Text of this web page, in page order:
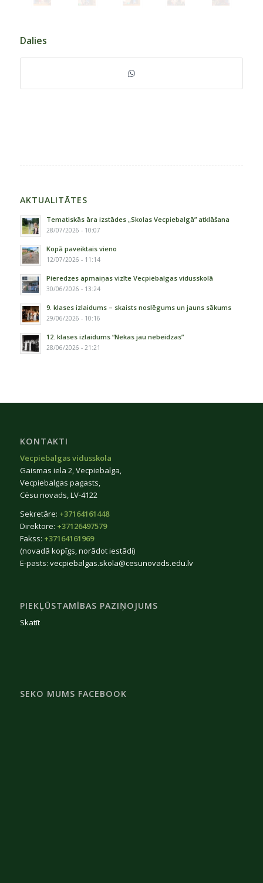
Dalies
AKTUALITĀTES
Tematiskās āra izstādes „Skolas Vecpiebalgā” atklāšana
28/07/2026 - 10:07
Kopā paveiktais vieno
12/07/2026 - 11:14
Pieredzes apmaiņas vizīte Vecpiebalgas vidusskolā
30/06/2026 - 13:24
9. klases izlaidums – skaists noslēgums un jauns sākums
29/06/2026 - 10:16
12. klases izlaidums “Nekas jau nebeidzas”
28/06/2026 - 21:21
KONTAKTI
Vecpiebalgas vidusskola
Gaismas iela 2, Vecpiebalga,
Vecpiebalgas pagasts,
Cēsu novads, LV-4122
Sekretāre: +37164161448
Direktore: +37126497579
Fakss: +37164161969
(novadā kopīgs, norādot iestādi)
E-pasts: vecpiebalgas.skola@cesunovads.edu.lv
PIEKĻŪSTAMĪBAS PAZIŅOJUMS
Skatīt
SEKO MUMS FACEBOOK